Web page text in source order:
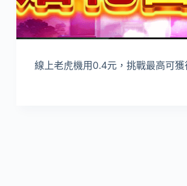
線上老虎機用0.4元，挑戰最高可